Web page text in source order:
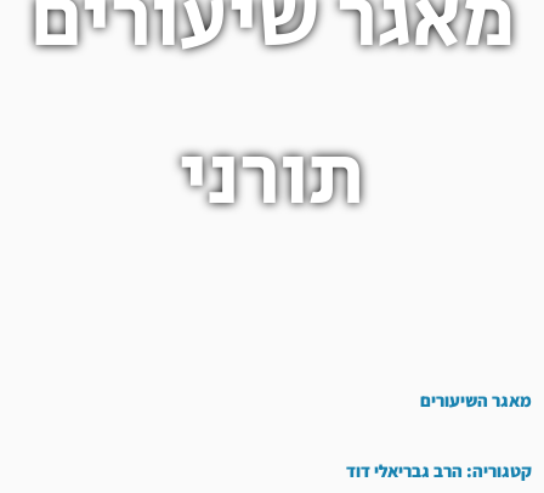
תורני
מאגר השיעורים
קטגוריה: הרב גבריאלי דוד